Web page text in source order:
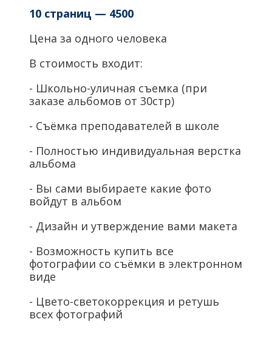
10 страниц — 4500
Цена за одного человека
В стоимость входит:
- Школьно-уличная съемка (при
заказе альбомов от 30стр)
- Съёмка преподавателей в школе
- Полностью индивидуальная верстка
альбома
- Вы сами выбираете какие фото
войдут в альбом
- Дизайн и утверждение вами макета
- Возможность купить все
фотографии со съёмки в электронном
виде
- Цвето-светокоррекция и ретушь
всех фотографий